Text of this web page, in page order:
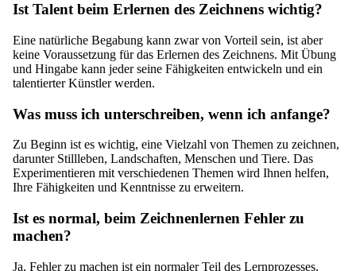
Ist Talent beim Erlernen des Zeichnens wichtig?
Eine natürliche Begabung kann zwar von Vorteil sein, ist aber
keine Voraussetzung für das Erlernen des Zeichnens. Mit Übung
und Hingabe kann jeder seine Fähigkeiten entwickeln und ein
talentierter Künstler werden.
Was muss ich unterschreiben, wenn ich anfange?
Zu Beginn ist es wichtig, eine Vielzahl von Themen zu zeichnen,
darunter Stillleben, Landschaften, Menschen und Tiere. Das
Experimentieren mit verschiedenen Themen wird Ihnen helfen,
Ihre Fähigkeiten und Kenntnisse zu erweitern.
Ist es normal, beim Zeichnenlernen Fehler zu
machen?
Ja, Fehler zu machen ist ein normaler Teil des Lernprozesses.